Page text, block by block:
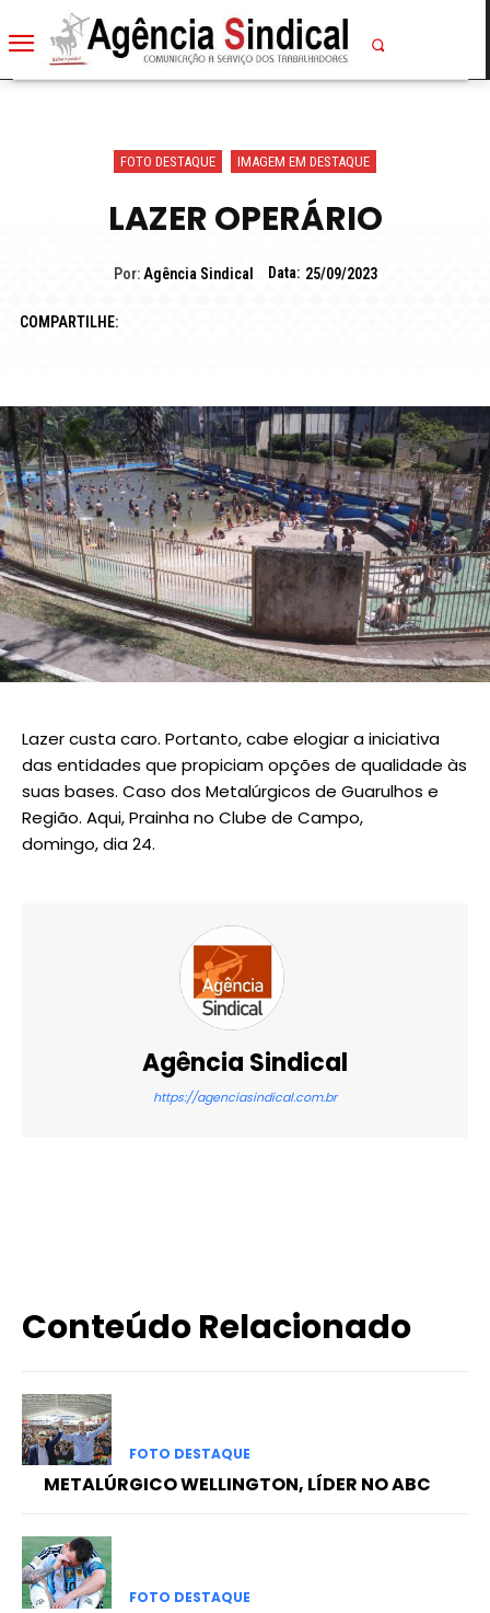
FOTO DESTAQUE IMAGEM EM DESTAQUE
LAZER OPERÁRIO
Por: Agência Sindical Data: 25/09/2023
COMPARTILHE:
Lazer custa caro. Portanto, cabe elogiar a iniciativa
das entidades que propiciam opções de qualidade às
suas bases. Caso dos Metalúrgicos de Guarulhos e
Região. Aqui, Prainha no Clube de Campo,
domingo, dia 24.
Agência Sindical
https://agenciasindical.com.br
Conteúdo Relacionado
FOTO DESTAQUE
METALÚRGICO WELLINGTON, LÍDER NO ABC
FOTO DESTAQUE